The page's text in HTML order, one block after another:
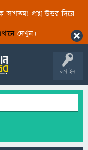
স্বাগতম! প্রশ্ন-উত্তর দিয়ে
দেখুন।
লগ ইন